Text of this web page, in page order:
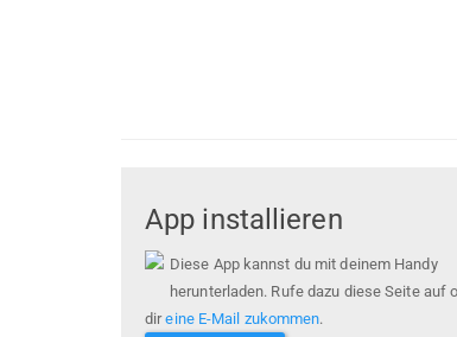
App installieren
Diese App kannst du mit deinem Handy
herunterladen. Rufe dazu diese Seite auf
direine E-Mail zukommen.